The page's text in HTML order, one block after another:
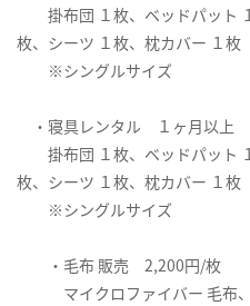
掛布団 １枚、ベッドパット
枚、シーツ １枚、枕カバー １枚
※シングルサイズ
・寝具レンタル １ヶ月以上
掛布団 １枚、ベッドパット
枚、シーツ １枚、枕カバー １枚
※シングルサイズ
・毛布 販売 2,200円/枚
マイクロファイバー 毛布